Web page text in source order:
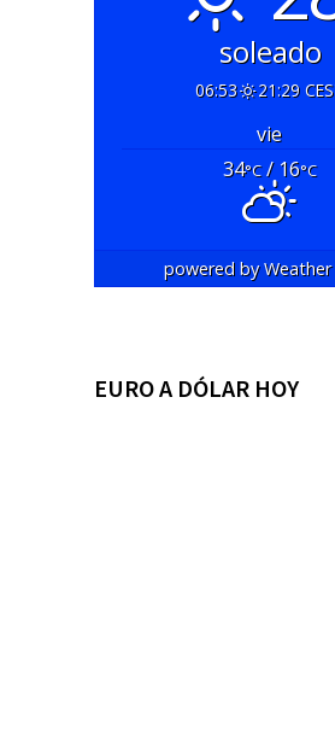
soleado
06:53 21:29
vie
34°C/ 16°C
powered by
EURO A DÓLAR HOY